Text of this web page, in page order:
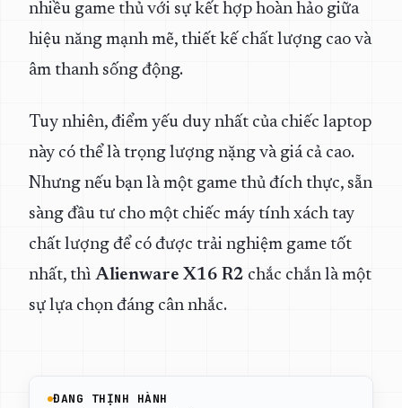
nhiều game thủ với sự kết hợp hoàn hảo giữa
hiệu năng mạnh mẽ, thiết kế chất lượng cao và
âm thanh sống động.
Tuy nhiên, điểm yếu duy nhất của chiếc laptop
này có thể là trọng lượng nặng và giá cả cao.
Nhưng nếu bạn là một game thủ đích thực, sẵn
sàng đầu tư cho một chiếc máy tính xách tay
chất lượng để có được trải nghiệm game tốt
nhất, thì Alienware X16 R2 chắc chắn là một
sự lựa chọn đáng cân nhắc.
ĐANG THỊNH HÀNH